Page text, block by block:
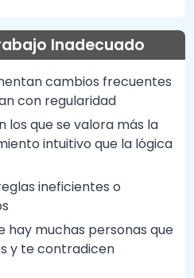
Inadecuado
cambios frecuentes
con regularidad
los que se valora más la
intuitivo que la lógica
ineficientes o
hay muchas personas que
y te contradicen